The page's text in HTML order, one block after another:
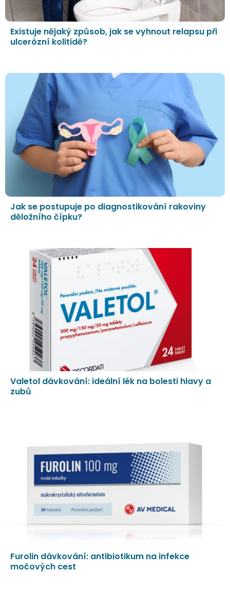
Existuje nějaký způsob, jak se vyhnout relapsu při
ulcerózní kolitidě?
Jak se postupuje po diagnostikování rakoviny
děložního čípku?
Valetol dávkování: ideální lék na bolesti hlavy a
zubů
Furolin dávkování: antibiotikum na infekce
močových cest